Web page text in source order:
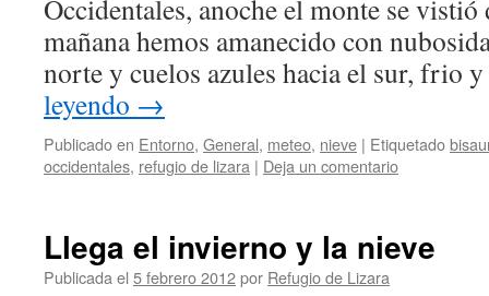
Occidentales, anoche el monte se vistió
mañana hemos amanecido con
norte y cuelos azules hacia el sur,
leyendo →
Publicado en Entorno, General, meteo, nieve | Etiquetado
occidentales, refugio de lizara | Deja un comentario
Llega el invierno y la nieve
Publicada el 5 febrero 2012por Refugio de Lizara